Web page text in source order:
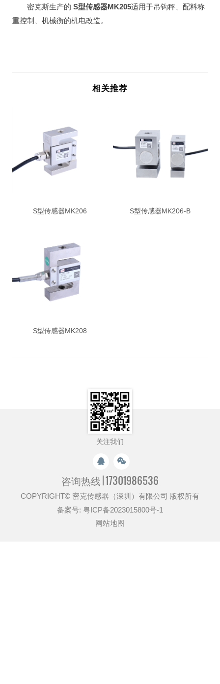
密克斯生产的 S型传感器MK205适用于吊钩秤、配料称
重控制、机械衡的机电改造。
相关推荐
S型传感器MK206 S型传感器MK206-B
S型传感器MK208
关注我们
咨询热线 |17301986536
COPYRIGHT© 密克传感器（深圳）有限公司 版权所有
备案号: 粤ICP备2023015800号-1
网站地图